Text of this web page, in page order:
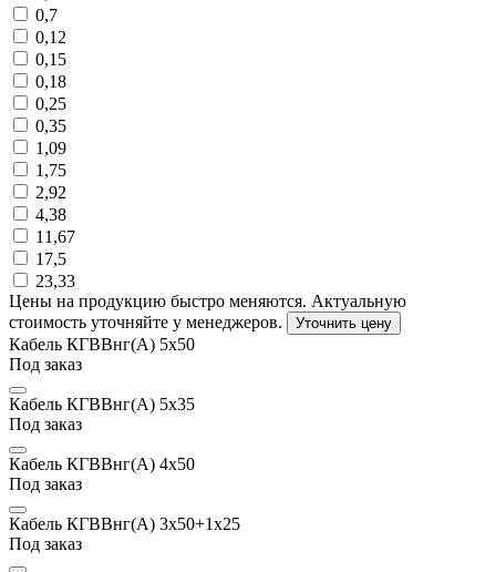
0,7
0,12
0,15
0,18
0,25
0,35
1,09
1,75
2,92
4,38
11,67
17,5
23,33
Цены на продукцию быстро меняются. Актуальную
стоимость уточняйте у менеджеров.
Уточнить цену
Кабель КГВВнг(А) 5х50
Под заказ
Кабель КГВВнг(А) 5х35
Под заказ
Кабель КГВВнг(А) 4х50
Под заказ
Кабель КГВВнг(А) 3х50+1х25
Под заказ